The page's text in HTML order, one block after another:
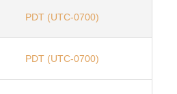
PDT (UTC-0700)
PDT (UTC-0700)